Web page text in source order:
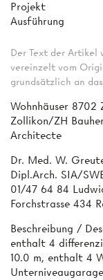
Projekt
Ausführung
Der Text der Artikel
vereinzelt vom
grundsätzlich an
Wohnhäuser
Zollikon/ZH
Architecte
Dr. Med. W.
Dipl.Arch. SIA/
01/47 64 84
Forchstrasse 434
Beschreibung /
enthalt 4
10.0 m, enthalt 4